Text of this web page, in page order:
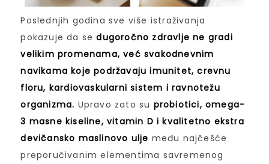
Poslednjih godina sve više istraživanja
pokazuje da se dugoročno zdravlje ne gradi
velikim promenama, već svakodnevnim
navikama koje podržavaju imunitet, crevnu
floru, kardiovaskularni sistem i ravnotežu
organizma. Upravo zato su probiotici, omega-
3 masne kiseline, vitamin D i kvalitetno ekstra
devičansko maslinovo ulje među najčešće
preporučivanim elementima savremenog